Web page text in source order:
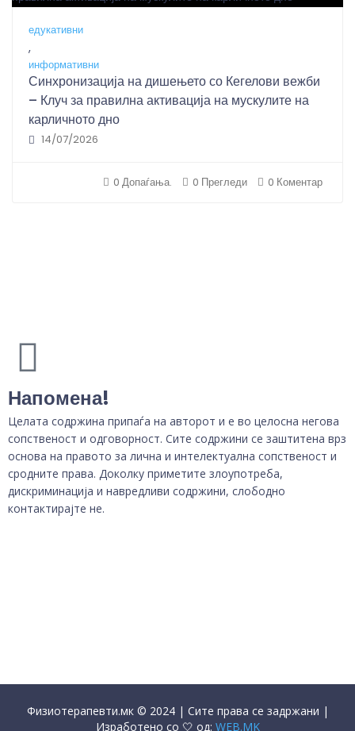
едукативни
,
информативни
Синхронизација на дишењето со Кегелови вежби
– Клуч за правилна активација на мускулите на
карличното дно
14/07/2026
0 Допаѓања. 0 Прегледи 0 Коментар
Напомена!
Целата содржина припаѓа на авторот и е во целосна негова
сопственост и одговорност. Сите содржини се заштитена врз
основа на правото за лична и интелектуална сопственост и
сродните права. Доколку приметите злоупотреба,
дискриминација и навредливи содржини, слободно
контактирајте не.
Физиотерапевти.мк © 2024 | Сите права се задржани |
Изработено со 🤍 од: WEB.MK